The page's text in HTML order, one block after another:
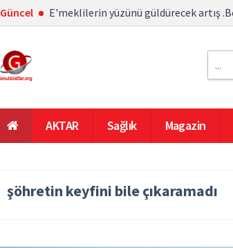
Güncel E'meklilerin yüzünü güldürecek artış
AKTAR Sağlık Magazin
şöhretin keyfini bile çıkaramadı